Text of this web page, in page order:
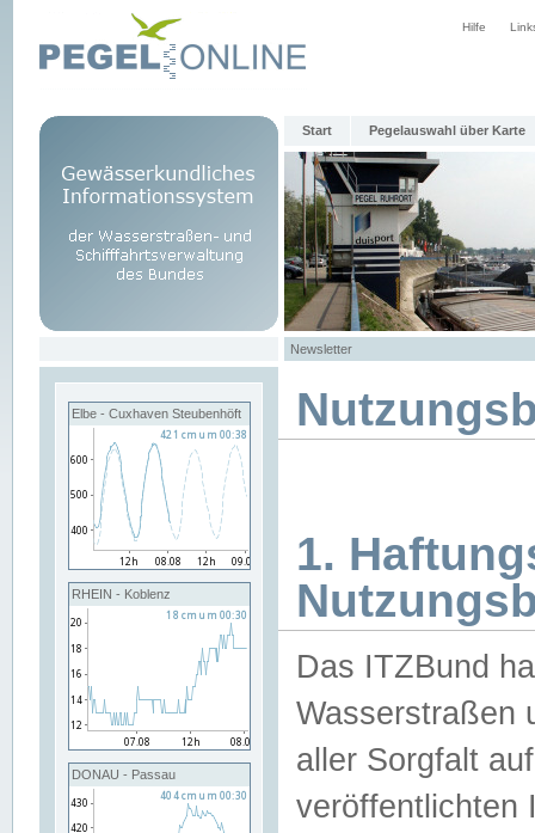
Hilfe
Start Pegelauswahl über Karte
Newsletter
Elbe - Cuxhaven Steubenhöft
RHEIN - Koblenz
DONAU - Passau
1.
Das ITZBund
Wasserstraßen
aller Sorgfalt
veröffentlichten